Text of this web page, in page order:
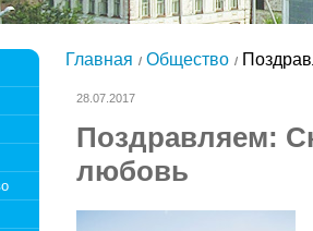
Главная Общество
28.07.2017
Поздравляем:
любовь